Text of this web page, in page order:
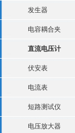
发生器
电容耦合夹
直流电压计
伏安表
电流表
短路测试仪
电压放大器